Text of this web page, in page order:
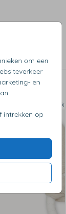
om een
en
intrekken op